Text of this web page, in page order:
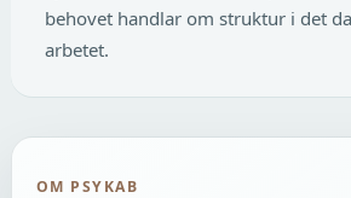
behovet handlar om struktur i det
arbetet.
OM PSYKAB